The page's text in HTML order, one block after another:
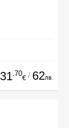
31.70
€ / 62лв.